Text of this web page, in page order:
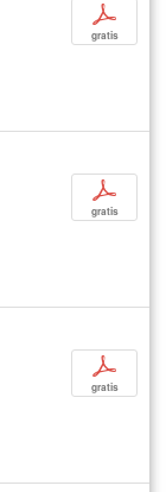
p
gratis
p
gratis
p
gratis